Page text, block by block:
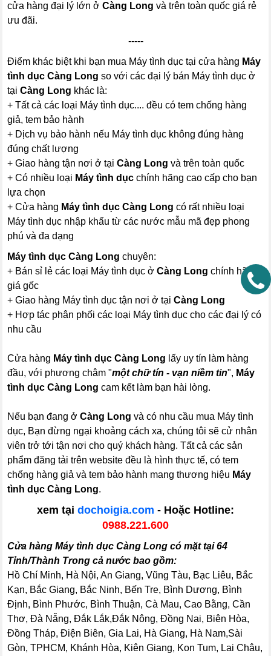
cửa hàng đại lý lớn ởCàng Long và trên toàn quốc giá rẻ
ưu đãi.
-----
Điểm khác biệt khi bạn mua Máy tình dục tại cửa hàng Máy
tình dục Càng Long so với các đại lý bán Máy tình dục ở
tạiCàng Long khác là:
+ Tất cả các loại Máy tình dục.... đều có tem chống hàng
giả, tem bảo hành
+ Dịch vụ bảo hành nếu Máy tình dục không đúng hàng
đúng chất lượng
+ Giao hàng tận nơi ở tạiCàng Long và trên toàn quốc
+ Có nhiều loại Máy tình dục chính hãng cao cấp cho bạn
lựa chọn
+ Cửa hàng Máy tình dục Càng Long có rất nhiều loại
Máy tình dục nhập khẩu từ các nước mẫu mã đẹp phong
phú và đa dạng
Máy tình dục Càng Longchuyên:
+ Bán sỉ lẻ các loại Máy tình dục ởCàng Long chính hãng
giá gốc
+ Giao hàng Máy tình dục tận nơi ở tạiCàng Long
+ Hợp tác phân phối các loại Máy tình dục cho các đại lý có
nhu cầu
Cửa hàng Máy tình dục Càng Long lấy uy tín làm hàng
đầu, với phương châm "một chữ tín - vạn niềm tin", Máy
tình dục Càng Long cam kết làm bạn hài lòng.
Nếu bạn đang ởCàng Long và có nhu cầu mua Máy tình
dục, Bạn đừng ngại khoảng cách xa, chúng tôi sẽ cử nhân
viên trở tới tận nơi cho quý khách hàng. Tất cả các sản
phẩm đăng tải trên website đều là hình thực tế, có tem
chống hàng giả và tem bảo hành mang thương hiệu Máy
tình dục Càng Long.
xem tại dochoigia.com - Hoặc Hotline:
0988.221.600
Cửa hàng Máy tình dục Càng Long có mặt tại 64
Tỉnh/Thành Trong cả nước bao gồm:
Hồ Chí Minh, Hà Nội, An Giang, Vũng Tàu, Bạc Liêu, Bắc
Kạn, Bắc Giang, Bắc Ninh, Bến Tre, Bình Dương, Bình
Định, Bình Phước, Bình Thuận, Cà Mau, Cao Bằng, Cần
Thơ, Đà Nẵng, Đắk Lắk,Đắk Nông, Đồng Nai, Biên Hòa,
Đồng Tháp, Điện Biên, Gia Lai, Hà Giang, Hà Nam,Sài
Gòn, TPHCM, Khánh Hòa, Kiên Giang, Kon Tum, Lai Châu,